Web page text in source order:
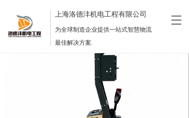
T
上海洛德沣机电工程有限公司
为全球制造企业提供一站式智慧物流
最佳解决方案.